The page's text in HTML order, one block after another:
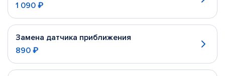
1 090 ₽
Замена датчика приближения
890 ₽